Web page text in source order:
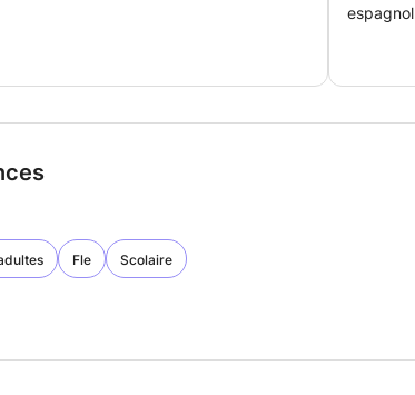
espagnol
Fle Scolaire